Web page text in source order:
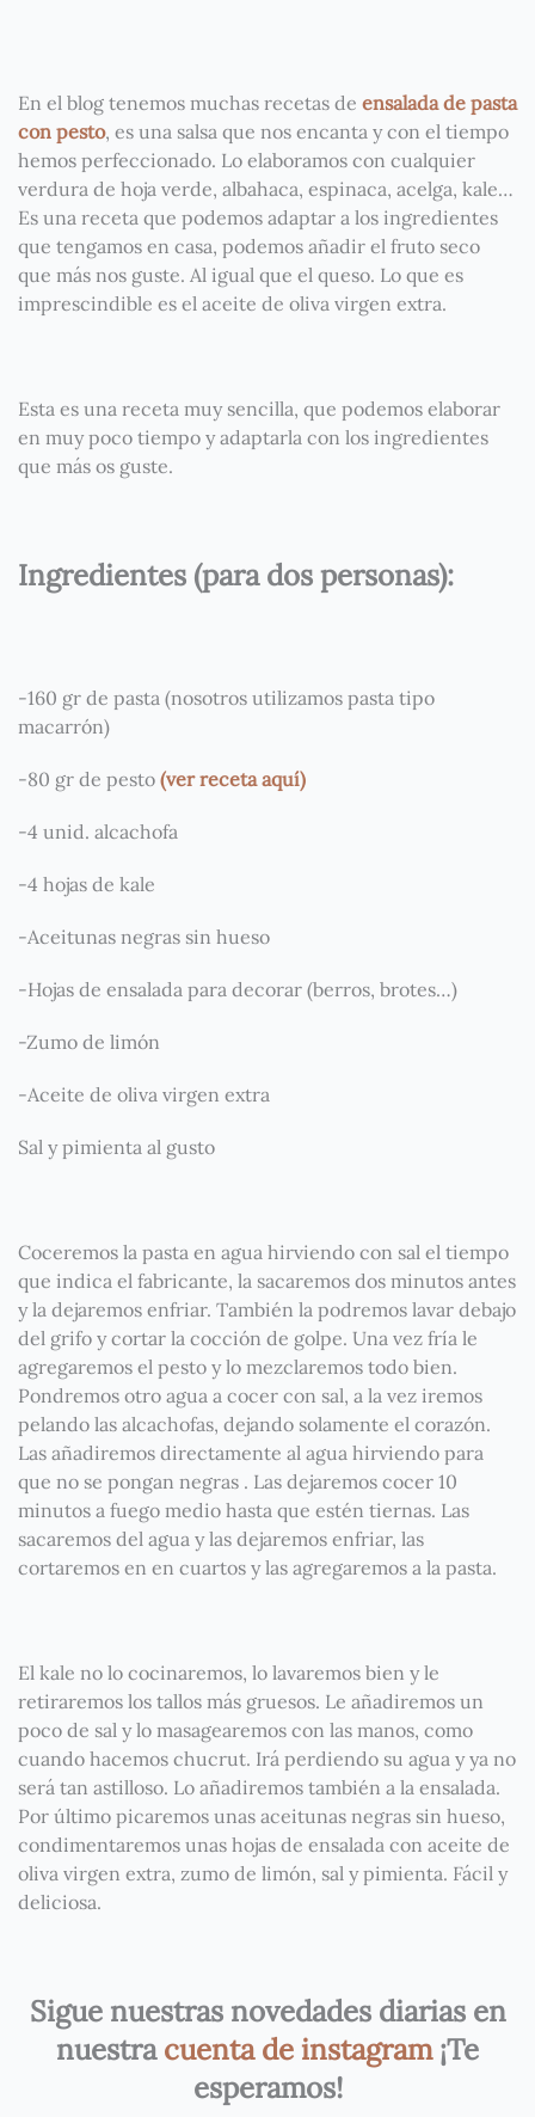
En el blog tenemos muchas recetas de ensalada de pasta
con pesto, es una salsa que nos encanta y con el tiempo
hemos perfeccionado. Lo elaboramos con cualquier
verdura de hoja verde, albahaca, espinaca, acelga, kale…
Es una receta que podemos adaptar a los ingredientes
que tengamos en casa, podemos añadir el fruto seco
que más nos guste. Al igual que el queso. Lo que es
imprescindible es el aceite de oliva virgen extra.
Esta es una receta muy sencilla, que podemos elaborar
en muy poco tiempo y adaptarla con los ingredientes
que más os guste.
Ingredientes (para dos personas):
-160 gr de pasta (nosotros utilizamos pasta tipo
macarrón)
-80 gr de pesto (ver receta aquí)
-4 unid. alcachofa
-4 hojas de kale
-Aceitunas negras sin hueso
-Hojas de ensalada para decorar (berros, brotes…)
-Zumo de limón
-Aceite de oliva virgen extra
Sal y pimienta al gusto
Coceremos la pasta en agua hirviendo con sal el tiempo
que indica el fabricante, la sacaremos dos minutos antes
y la dejaremos enfriar. También la podremos lavar debajo
del grifo y cortar la cocción de golpe. Una vez fría le
agregaremos el pesto y lo mezclaremos todo bien.
Pondremos otro agua a cocer con sal, a la vez iremos
pelando las alcachofas, dejando solamente el corazón.
Las añadiremos directamente al agua hirviendo para
que no se pongan negras . Las dejaremos cocer 10
minutos a fuego medio hasta que estén tiernas. Las
sacaremos del agua y las dejaremos enfriar, las
cortaremos en en cuartos y las agregaremos a la pasta.
El kale no lo cocinaremos, lo lavaremos bien y le
retiraremos los tallos más gruesos. Le añadiremos un
poco de sal y lo masagearemos con las manos, como
cuando hacemos chucrut. Irá perdiendo su agua y ya no
será tan astilloso. Lo añadiremos también a la ensalada.
Por último picaremos unas aceitunas negras sin hueso,
condimentaremos unas hojas de ensalada con aceite de
oliva virgen extra, zumo de limón, sal y pimienta. Fácil y
deliciosa.
Sigue nuestras novedades diarias en
nuestracuenta de instagram¡Te
esperamos!